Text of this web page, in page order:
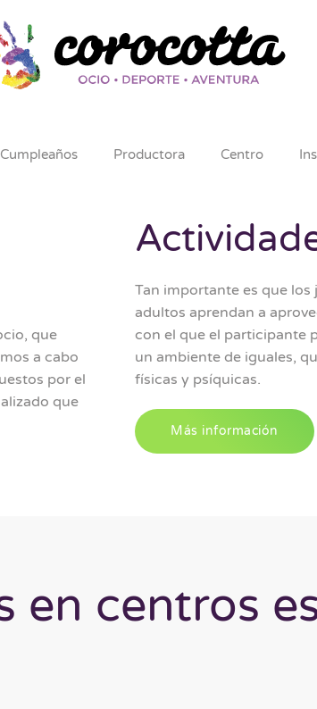
Cumpleaños Productora Centro
que
a cabo
por el
que
Tan importante es que
adultos aprendan a
con el que el participante
un ambiente de iguales,
físicas y psíquicas.
Más información
en centros